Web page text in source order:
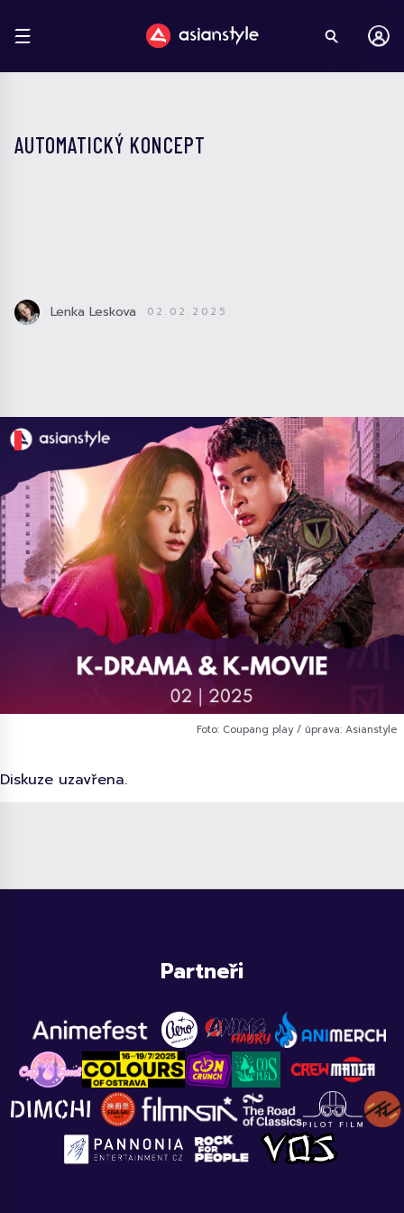
AUTOMATICKÝ KONCEPT
Lenka Leskova 02.02.2025
Foto: Coupang play / úprava: Asianstyle
Diskuze uzavřena.
Partneři